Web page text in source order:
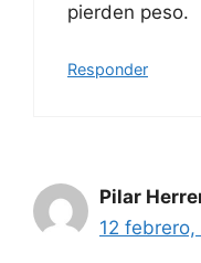
pierden peso.
Responder
Pilar
12